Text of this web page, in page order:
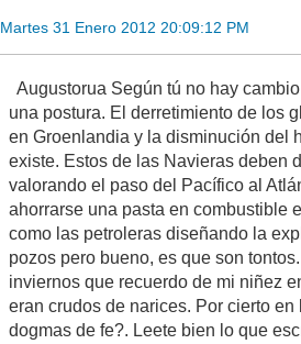
Martes 31 Enero 2012 20:09:12 PM
Augustorua Según tú no hay
una postura. El derretimiento de los
en Groenlandia y la disminución del
existe. Estos de las Navieras deben
valorando el paso del Pacífico al
ahorrarse una pasta en combustible
como las petroleras diseñando la
pozos pero bueno, es que son
inviernos que recuerdo de mi niñez
eran crudos de narices. Por cierto
dogmas de fe?. Leete bien lo que